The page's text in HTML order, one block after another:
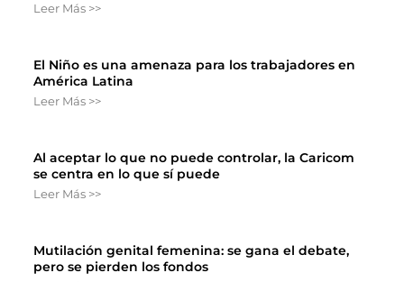
Leer Más >>
El Niño es una amenaza para los trabajadores en
América Latina
Leer Más >>
Al aceptar lo que no puede controlar, la Caricom
se centra en lo que sí puede
Leer Más >>
Mutilación genital femenina: se gana el debate,
pero se pierden los fondos